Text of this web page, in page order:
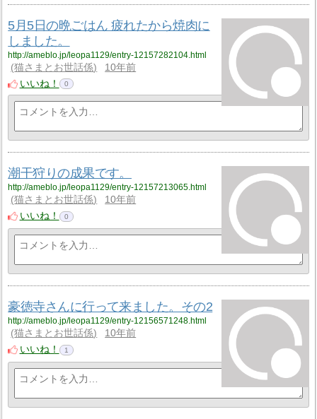
5月5日の晩ごはん 疲れたから焼肉に
しました。
http://ameblo.jp/leopa1129/entry-12157282104.html
猫さまとお世話係
10年前
いいね！
0
潮干狩りの成果です。
http://ameblo.jp/leopa1129/entry-12157213065.html
猫さまとお世話係
10年前
いいね！
0
豪徳寺さんに行って来ました。その2
http://ameblo.jp/leopa1129/entry-12156571248.html
猫さまとお世話係
10年前
いいね！
1